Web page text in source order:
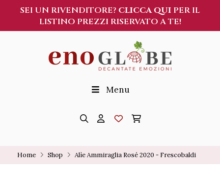
SEI UN RIVENDITORE? CLICCA QUI PER IL
LISTINO PREZZI RISERVATO A TE!
Menu
Home Shop Alìe Ammiraglia Rosé 2020 - Frescobaldi